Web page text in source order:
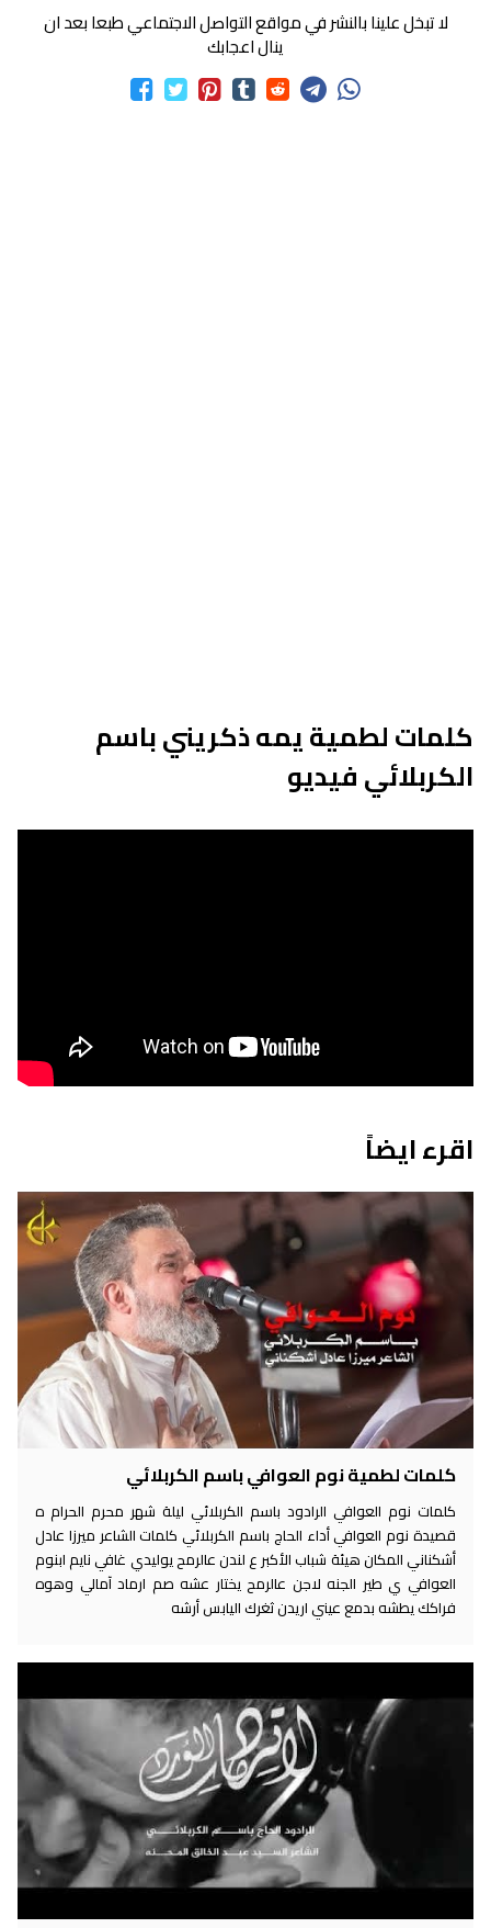
لا تبخل علينا بالنشر في مواقع التواصل الاجتماعي طبعا بعد ان
ينال اعجابك
كلمات لطمية يمه ذكريني باسم
الكربلائي فيديو
اقرء ايضاً
كلمات لطمية نوم العوافي باسم الكربلائي
كلمات نوم العوافي الرادود باسم الكربلائي ليلة شهر محرم الحرام ه
قصيدة نوم العوافي أداء الحاج باسم الكربلائي كلمات الشاعر ميرزا عادل
أشكناني المكان هيئة شباب الأكبر ع لندن عالرمح يوليدي غافي نايم ابنوم
العوافي ي طير الجنه لاجن عالرمح يختار عشه صم ارماد آمالي وهوه
فراكك يطشه بدمع عيني اريدن ثغرك اليابس أرشه